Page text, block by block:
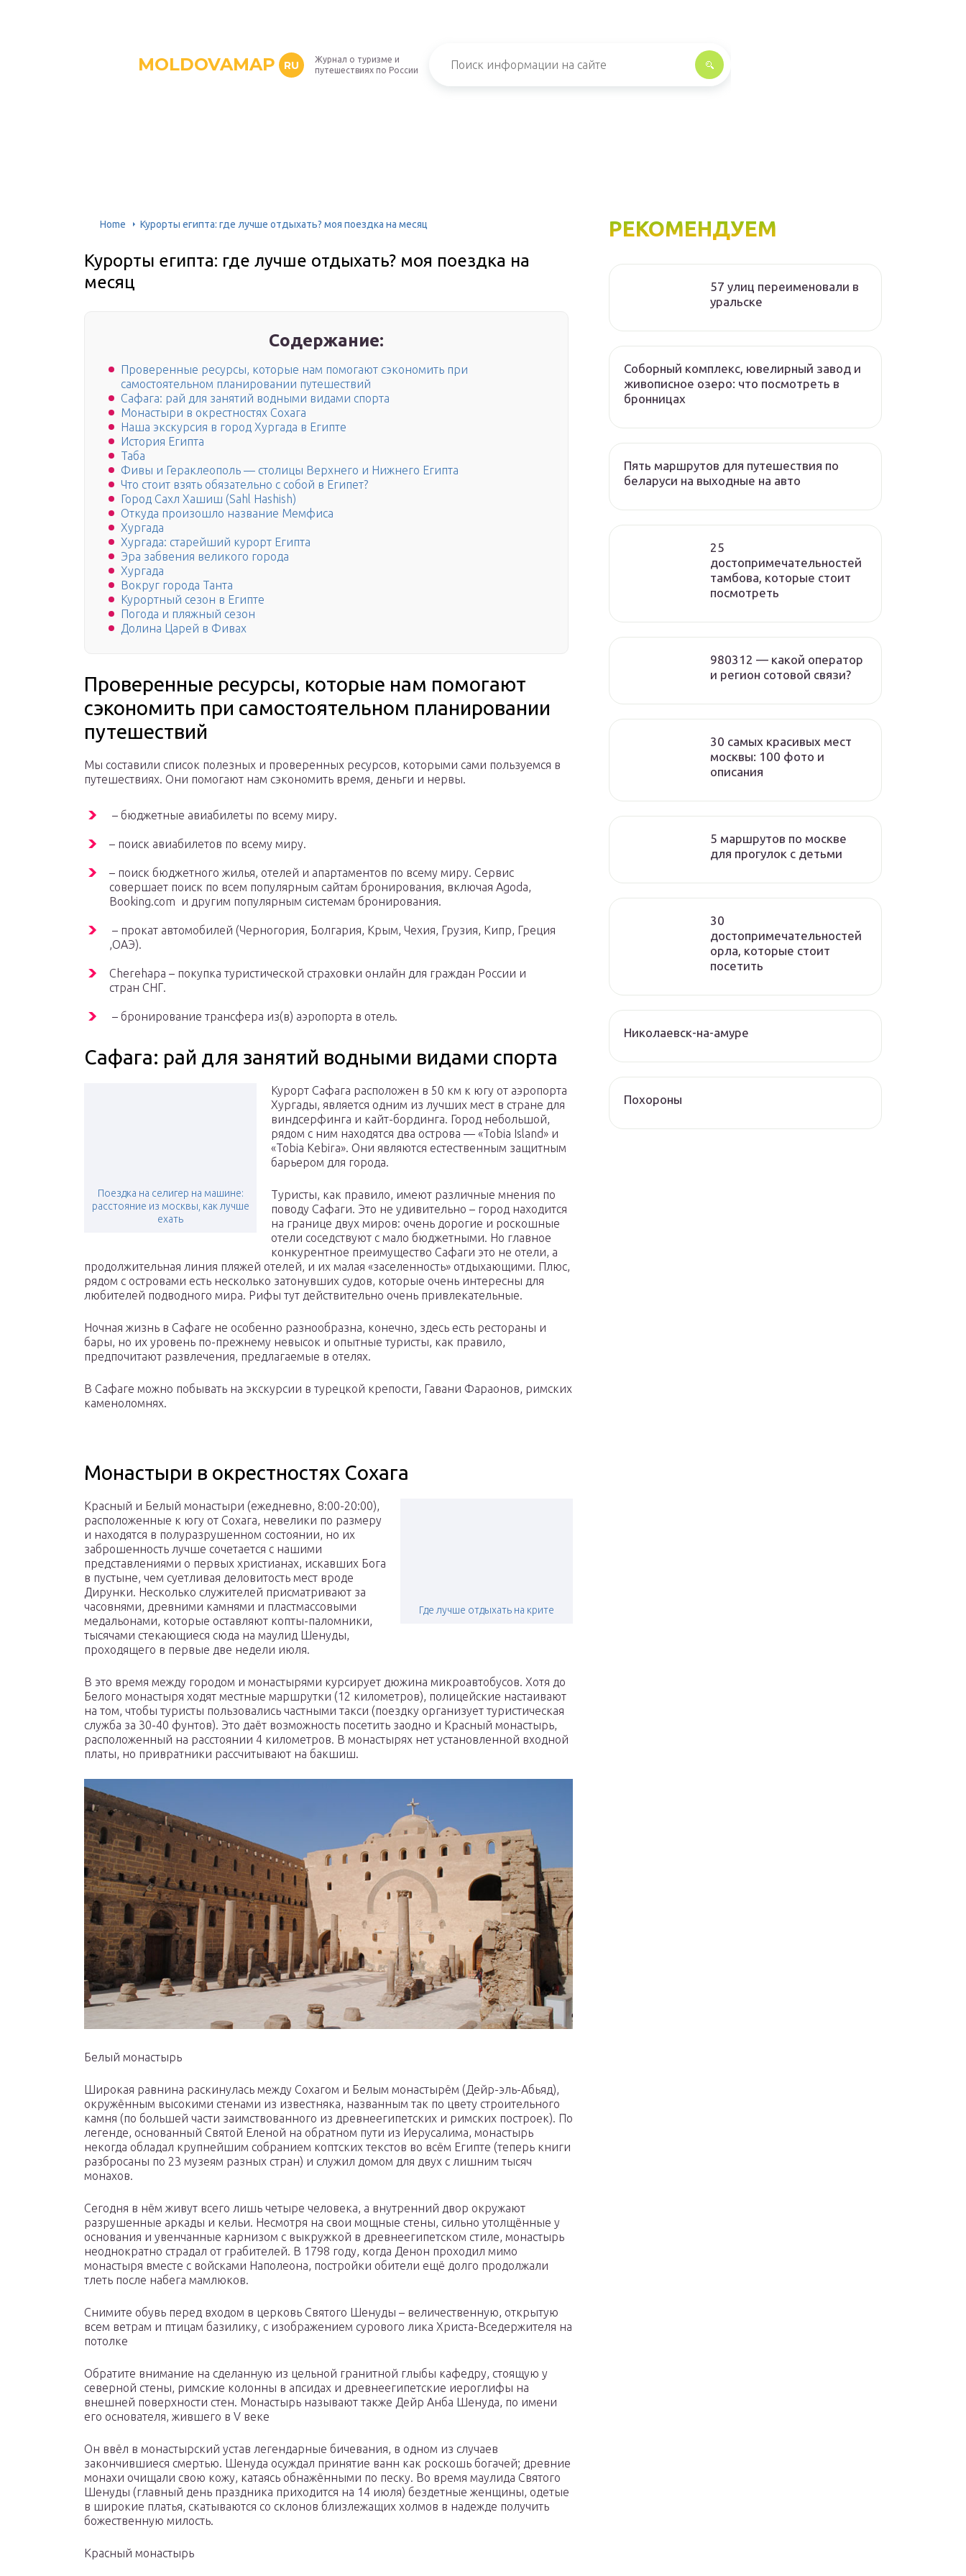
MOLDOVAMAP RU
Журнал о туризме и
путешествиях по России
Home Курорты египта: где лучше отдыхать? моя поездка на месяц
Курорты египта: где лучше отдыхать? моя поездка на
месяц
Содержание:
Проверенные ресурсы, которые нам помогают сэкономить при
самостоятельном планировании путешествий
Сафага: рай для занятий водными видами спорта
Монастыри в окрестностях Сохага
Наша экскурсия в город Хургада в Египте
История Египта
Таба
Фивы и Гераклеополь — столицы Верхнего и Нижнего Египта
Что стоит взять обязательно с собой в Египет?
Город Сахл Хашиш (Sahl Hashish)
Откуда произошло название Мемфиса
Хургада
Хургада: старейший курорт Египта
Эра забвения великого города
Хургада
Вокруг города Танта
Курортный сезон в Египте
Погода и пляжный сезон
Долина Царей в Фивах
Проверенные ресурсы, которые нам помогают
сэкономить при самостоятельном планировании
путешествий
Мы составили список полезных и проверенных ресурсов, которыми сами пользуемся в
путешествиях. Они помогают нам сэкономить время, деньги и нервы.
– бюджетные авиабилеты по всему миру.
– поиск авиабилетов по всему миру.
– поиск бюджетного жилья, отелей и апартаментов по всему миру. Сервис
совершает поиск по всем популярным сайтам бронирования, включая Agoda,
Booking.com и другим популярным системам бронирования.
– прокат автомобилей (Черногория, Болгария, Крым, Чехия, Грузия, Кипр, Греция
,ОАЭ).
Cherehapa – покупка туристической страховки онлайн для граждан России и
стран СНГ.
– бронирование трансфера из(в) аэропорта в отель.
Сафага: рай для занятий водными видами спорта
Поездка на селигер на машине:
расстояние из москвы, как лучше
ехать
Курорт Сафага расположен в 50 км к югу от аэропорта
Хургады, является одним из лучших мест в стране для
виндсерфинга и кайт-бординга. Город небольшой,
рядом с ним находятся два острова — «Tobia Island» и
«Tobia Kebira». Они являются естественным защитным
барьером для города.
Туристы, как правило, имеют различные мнения по
поводу Сафаги. Это не удивительно – город находится
на границе двух миров: очень дорогие и роскошные
отели соседствуют с мало бюджетными. Но главное
конкурентное преимущество Сафаги это не отели, а
продолжительная линия пляжей отелей, и их малая «заселенность» отдыхающими. Плюс,
рядом с островами есть несколько затонувших судов, которые очень интересны для
любителей подводного мира. Рифы тут действительно очень привлекательные.
Ночная жизнь в Сафаге не особенно разнообразна, конечно, здесь есть рестораны и
бары, но их уровень по-прежнему невысок и опытные туристы, как правило,
предпочитают развлечения, предлагаемые в отелях.
В Сафаге можно побывать на экскурсии в турецкой крепости, Гавани Фараонов, римских
каменоломнях.
Монастыри в окрестностях Сохага
Где лучше отдыхать на крите
Красный и Белый монастыри (ежедневно, 8:00-20:00),
расположенные к югу от Сохага, невелики по размеру
и находятся в полуразрушенном состоянии, но их
заброшенность лучше сочетается с нашими
представлениями о первых христианах, искавших Бога
в пустыне, чем суетливая деловитость мест вроде
Дирунки. Несколько служителей присматривают за
часовнями, древними камнями и пластмассовыми
медальонами, которые оставляют копты-паломники,
тысячами стекающиеся сюда на маулид Шенуды,
проходящего в первые две недели июля.
В это время между городом и монастырями курсирует дюжина микроавтобусов. Хотя до
Белого монастыря ходят местные маршрутки (12 километров), полицейские настаивают
на том, чтобы туристы пользовались частными такси (поездку организует туристическая
служба за 30-40 фунтов). Это даёт возможность посетить заодно и Красный монастырь,
расположенный на расстоянии 4 километров. В монастырях нет установленной входной
платы, но привратники рассчитывают на бакшиш.
Белый монастырь
Широкая равнина раскинулась между Сохагом и Белым монастырём (Дейр-эль-Абьяд),
окружённым высокими стенами из известняка, названным так по цвету строительного
камня (по большей части заимствованного из древнеегипетских и римских построек). По
легенде, основанный Святой Еленой на обратном пути из Иерусалима, монастырь
некогда обладал крупнейшим собранием коптских текстов во всём Египте (теперь книги
разбросаны по 23 музеям разных стран) и служил домом для двух с лишним тысяч
монахов.
Сегодня в нём живут всего лишь четыре человека, а внутренний двор окружают
разрушенные аркады и кельи. Несмотря на свои мощные стены, сильно утолщённые у
основания и увенчанные карнизом с выкружкой в древнеегипетском стиле, монастырь
неоднократно страдал от грабителей. В 1798 году, когда Денон проходил мимо
монастыря вместе с войсками Наполеона, постройки обители ещё долго продолжали
тлеть после набега мамлюков.
Снимите обувь перед входом в церковь Святого Шенуды – величественную, открытую
всем ветрам и птицам базилику, с изображением сурового лика Христа-Вседержителя на
потолке
Обратите внимание на сделанную из цельной гранитной глыбы кафедру, стоящую у
северной стены, римские колонны в апсидах и древнеегипетские иероглифы на
внешней поверхности стен. Монастырь называют также Дейр Анба Шенуда, по имени
его основателя, жившего в V веке
Он ввёл в монастырский устав легендарные бичевания, в одном из случаев
закончившиеся смертью. Шенуда осуждал принятие ванн как роскошь богачей; древние
монахи очищали свою кожу, катаясь обнажёнными по песку. Во время маулида Святого
Шенуды (главный день праздника приходится на 14 июля) бездетные женщины, одетые
в широкие платья, скатываются со склонов близлежащих холмов в надежде получить
божественную милость.
Красный монастырь
РЕКОМЕНДУЕМ
57 улиц переименовали в
уральске
Соборный комплекс, ювелирный завод и
живописное озеро: что посмотреть в
бронницах
Пять маршрутов для путешествия по
беларуси на выходные на авто
25
достопримечательностей
тамбова, которые стоит
посмотреть
980312 — какой оператор
и регион сотовой связи?
30 самых красивых мест
москвы: 100 фото и
описания
5 маршрутов по москве
для прогулок с детьми
30
достопримечательностей
орла, которые стоит
посетить
Николаевск-на-амуре
Похороны